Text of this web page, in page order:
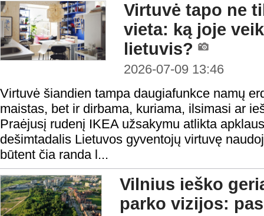
Virtuvė tapo ne
vieta: ką joje
lietuvis?
2026-07-09 13:46
Virtuvė šiandien tampa daugiafunkce namų
maistas, bet ir dirbama, kuriama, ilsimasi ar
Praėjusį rudenį IKEA užsakymu atlikta
dešimtadalis Lietuvos gyventojų virtuvę
būtent čia randa l...
Vilnius ieško
parko vizijos: